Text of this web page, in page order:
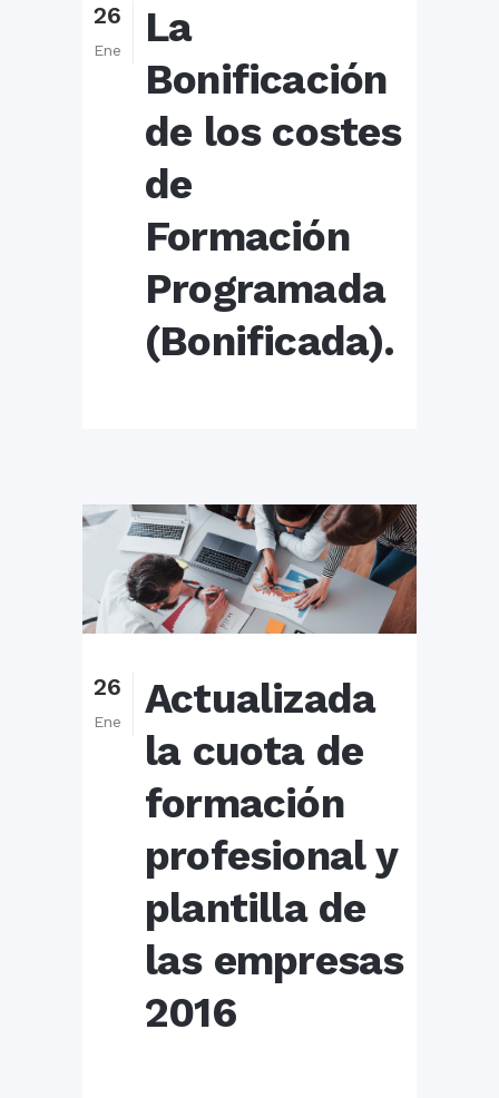
26
Ene
La
Bonificación
de los costes
de
Formación
Programada
(Bonificada).
26
Ene
Actualizada
la cuota de
formación
profesional y
plantilla de
las empresas
2016